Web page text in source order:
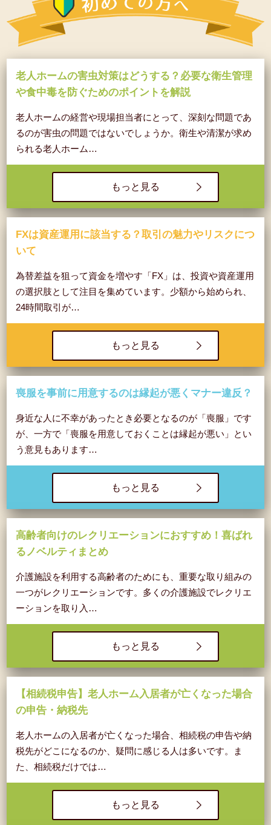
老人ホームの害虫対策はどうする？必要な衛生管理
や食中毒を防ぐためのポイントを解説
老人ホームの経営や現場担当者にとって、深刻な問題であ
るのが害虫の問題ではないでしょうか。衛生や清潔が求め
られる老人ホーム…
もっと見る
FXは資産運用に該当する？取引の魅力やリスクにつ
いて
為替差益を狙って資金を増やす「FX」は、投資や資産運用
の選択肢として注目を集めています。少額から始められ、
24時間取引が…
もっと見る
喪服を事前に用意するのは縁起が悪くマナー違反？
身近な人に不幸があったとき必要となるのが「喪服」です
が、一方で「喪服を用意しておくことは縁起が悪い」とい
う意見もあります…
もっと見る
高齢者向けのレクリエーションにおすすめ！喜ばれ
るノベルティまとめ
介護施設を利用する高齢者のためにも、重要な取り組みの
一つがレクリエーションです。多くの介護施設でレクリエ
ーションを取り入…
もっと見る
【相続税申告】老人ホーム入居者が亡くなった場合
の申告・納税先
老人ホームの入居者が亡くなった場合、相続税の申告や納
税先がどこになるのか、疑問に感じる人は多いです。ま
た、相続税だけでは…
もっと見る